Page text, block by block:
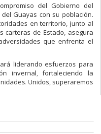
del Gobierno del
Guayas con su población.
en territorio, junto al
carteras de Estado, asegura
que enfrenta el
liderando esfuerzos para
invernal, fortaleciendo la
Unidos, superaremos